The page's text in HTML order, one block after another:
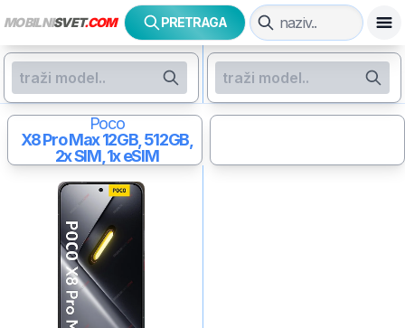
MOBILNISVET.COM PRETRAGA
Poco
X8 Pro Max12GB, 512GB,
2x SIM, 1x eSIM